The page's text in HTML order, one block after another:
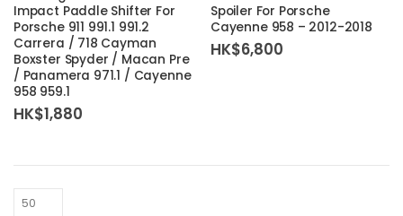
Impact Paddle Shifter For
Porsche 911 991.1 991.2
Carrera / 718 Cayman
Boxster Spyder / Macan Pre
/ Panamera 971.1 / Cayenne
958 959.1
HK$1,880
Spoiler For Porsche
Cayenne 958 – 2012-2018
HK$6,800